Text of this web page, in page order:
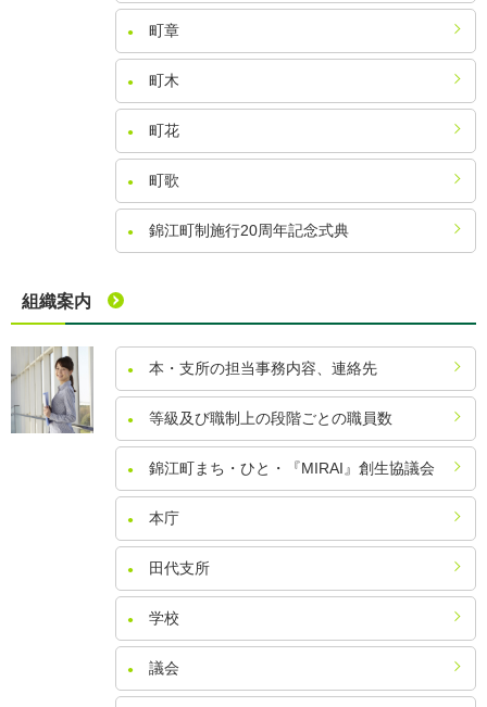
町章
町木
町花
町歌
錦江町制施行20周年記念式典
組織案内
本・支所の担当事務内容、連絡先
等級及び職制上の段階ごとの職員数
錦江町まち・ひと・『MIRAI』創生協議会
本庁
田代支所
学校
議会